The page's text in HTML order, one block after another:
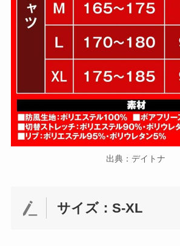
出典：デイトナ
サイズ：S-XL